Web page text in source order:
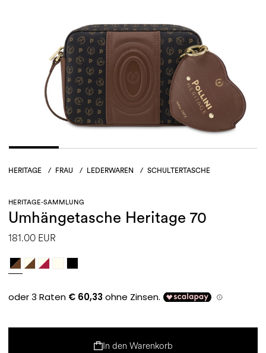
HERITAGE / FRAU / LEDERWAREN / SCHULTERTASCHE
HERITAGE-SAMMLUNG
Umhängetasche Heritage 70
181.00 EUR
In den Warenkorb